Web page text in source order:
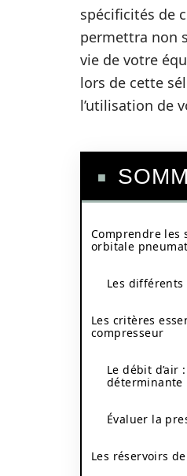
spécificités de
permettra non
vie de votre
lors de cette
l’utilisation de
Comprendre les
orbitale
Les
Les critères
compresseur
Le débit d’air
déterminante
Évaluer la
Les réservoirs